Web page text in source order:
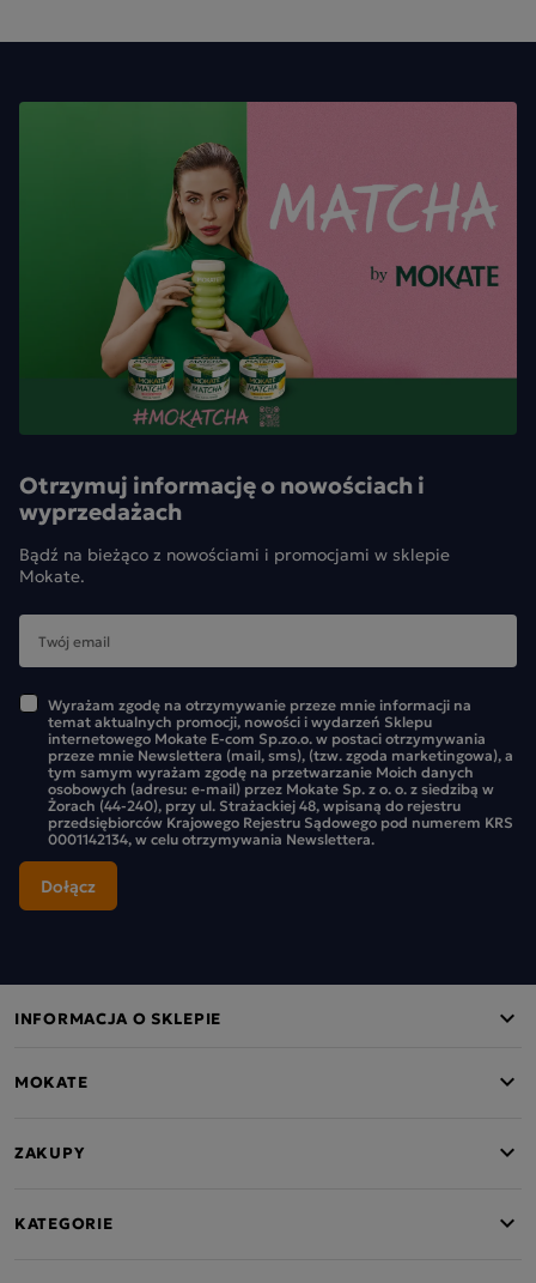
Otrzymuj informację o nowościach i
wyprzedażach
Bądź na bieżąco z nowościami i promocjami w sklepie
Mokate.
Wyrażam zgodę na otrzymywanie przeze mnie informacji na
temat aktualnych promocji, nowości i wydarzeń Sklepu
internetowego Mokate E-com Sp.zo.o. w postaci otrzymywania
przeze mnie Newslettera (mail, sms), (tzw. zgoda marketingowa), a
tym samym wyrażam zgodę na przetwarzanie Moich danych
osobowych (adresu: e-mail) przez Mokate Sp. z o. o. z siedzibą w
Żorach (44-240), przy ul. Strażackiej 48, wpisaną do rejestru
przedsiębiorców Krajowego Rejestru Sądowego pod numerem KRS
0001142134, w celu otrzymywania Newslettera.
INFORMACJA O SKLEPIE
MOKATE
ZAKUPY
KATEGORIE